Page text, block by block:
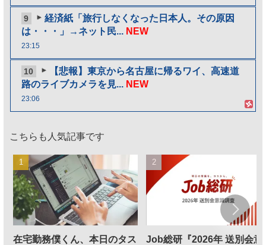
9
経済紙「旅行しなくなった日本人。その原因
は・・・」→ネット民... NEW
23:15
10
【悲報】東京から名古屋に帰るワイ、高速道
路のライブカメラを見... NEW
23:06
こちらも人気記事です
在宅勤務僕くん、本日のタス
Job総研『2026年 送別会意